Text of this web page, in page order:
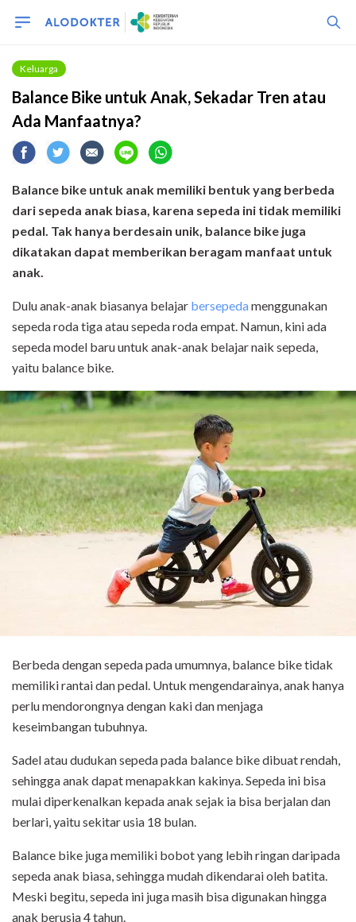
Keluarga
Balance Bike untuk Anak, Sekadar Tren atau
Ada Manfaatnya?
Balance bike untuk anak memiliki bentuk yang berbeda
dari sepeda anak biasa, karena sepeda ini tidak memiliki
pedal. Tak hanya berdesain unik, balance bike juga
dikatakan dapat memberikan beragam manfaat untuk
anak.
Dulu anak-anak biasanya belajar bersepedamenggunakan
sepeda roda tiga atau sepeda roda empat. Namun, kini ada
sepeda model baru untuk anak-anak belajar naik sepeda,
yaitu balance bike.
Berbeda dengan sepeda pada umumnya, balance bike tidak
memiliki rantai dan pedal. Untuk mengendarainya, anak hanya
perlu mendorongnya dengan kaki dan menjaga
keseimbangan tubuhnya.
Sadel atau dudukan sepeda pada balance bike dibuat rendah,
sehingga anak dapat menapakkan kakinya. Sepeda ini bisa
mulai diperkenalkan kepada anak sejak ia bisa berjalan dan
berlari, yaitu sekitar usia 18 bulan.
Balance bike juga memiliki bobot yang lebih ringan daripada
sepeda anak biasa, sehingga mudah dikendarai oleh batita.
Meski begitu, sepeda ini juga masih bisa digunakan hingga
anak berusia 4 tahun.